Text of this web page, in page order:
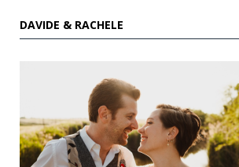
DAVIDE & RACHELE